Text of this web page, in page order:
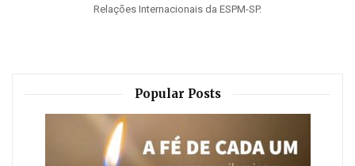
Relações Internacionais da ESPM-SP.
Popular Posts